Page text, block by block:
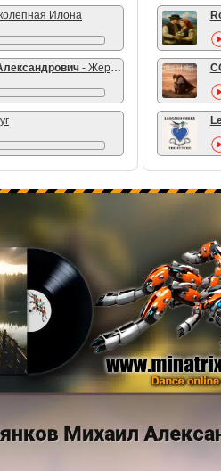
Илона
- Жертва Мимикрии